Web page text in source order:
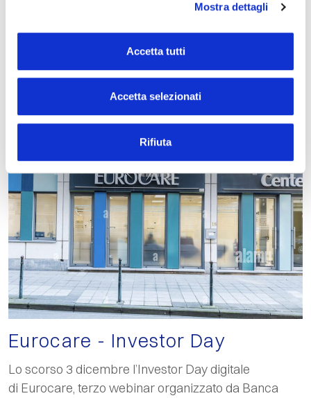
Mostra dettagli
Accetta tutti
Accetta selezionati
Rifiuta
Eurocare - Investor Day
Lo scorso 3 dicembre l’Investor Day digitale
di Eurocare, terzo webinar organizzato da Banca